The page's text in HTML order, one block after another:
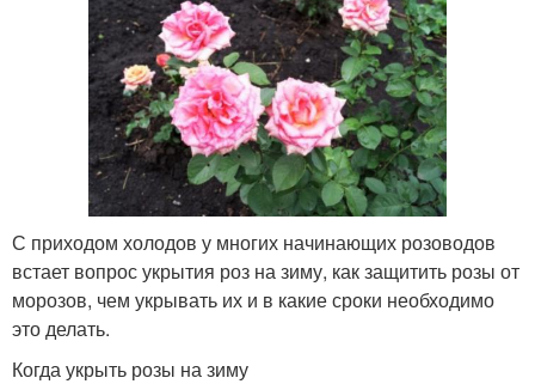
С приходом холодов у многих начинающих розоводов
встает вопрос укрытия роз на зиму, как защитить розы от
морозов, чем укрывать их и в какие сроки необходимо
это делать.
Когда укрыть розы на зиму